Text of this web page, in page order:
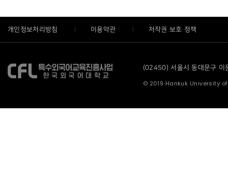
개인정보처리방침 이용약관 저작권 보호 정책
(02450) 서울시 동대문구
© 2019 Hankuk University